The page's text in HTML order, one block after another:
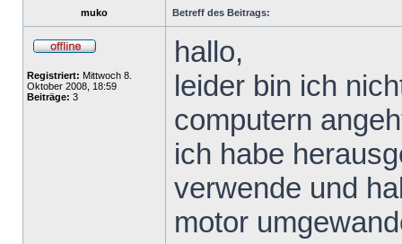
muko Betreff des Beitrags:
Registriert: Mittwoch 8.
Oktober 2008, 18:59
Beiträge: 3
hallo,
leider bin ich
computern
ich habe
verwende und
motor